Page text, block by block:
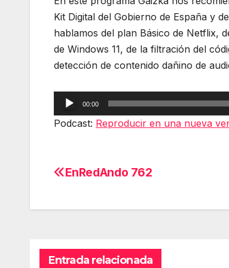
Kit Digital del Gobierno de España y
hablamos del plan Básico de Netflix,
de Windows 11, de la filtración del
detección de contenido dañino de
Reproductor
de
00:00
Podcast: Reproducir en una nueva
Navegación
EnRedAndo 762
Entrada relacionada